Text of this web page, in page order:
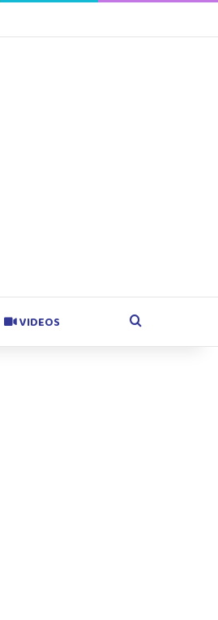
VIDEOS Search for